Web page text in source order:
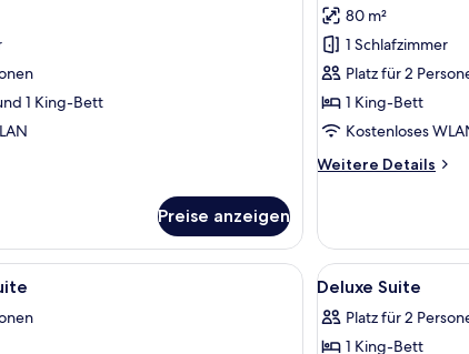
1 King-Bett
Preise anzeigen
Suite
anzeigen
80 m²
1 Schlafzimmer
Platz für 2
1 King-Bett
Kostenloses
Weitere Details
Weitere
Emerald
Suite
Hochwertige Bettwaren, Minibar, Zimmersafe,
Alle
Fotos
für
1
Deluxe Suite
Platz für 2
1 King-Bett